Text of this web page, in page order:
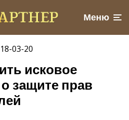
Меню
03-20
исковое
защите прав